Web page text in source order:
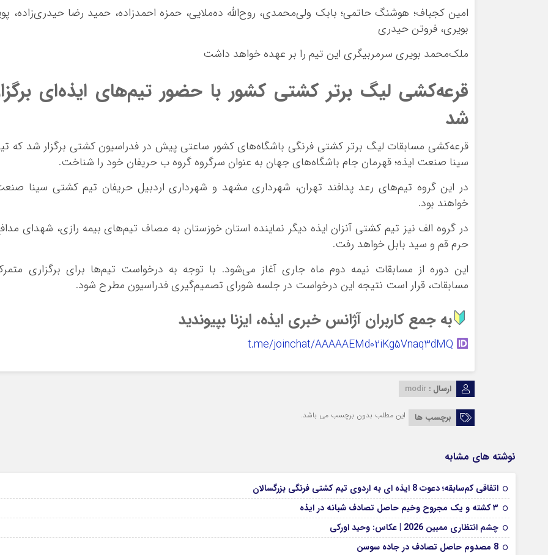
امین کجباف؛ هوشنگ حاتمی؛ بابک ولی‌محمدی، روح‌الله ده‌ملایی، حمزه احمدزاده، حمید رضا حیدری‌زاده،
بویری، فروتن حیدری
ملک‌محمد بویری سرمربیگری این تیم را بر عهده خواهد داشت
قرعه‌کشی لیگ برتر کشتی کشور با حضور تیم‌های ایذه‌ای
شد
قرعه‌کشی مسابقات لیگ برتر کشتی فرنگی باشگاه‌های کشور ساعتی پیش در فدراسیون کشتی برگزار شد که
سینا صنعت ایذه؛ قهرمان جام باشگاه‌های جهان به عنوان سرگروه گروه ب حریفان خود را شناخت.
در این گروه تیم‌های رعد پدافند تهران، شهرداری مشهد و شهرداری اردبیل حریفان تیم کشتی سینا
خواهند بود.
در گروه الف نیز تیم کشتی آنزان ایذه دیگر نماینده استان خوزستان به مصاف تیم‌های بیمه رازی، شهدای
حرم قم و سید بابل خواهد رفت.
این دوره از مسابقات نیمه دوم ماه جاری آغاز می‌شود. با توجه به درخواست تیم‌ها برای برگزاری
مسابقات، قرار است نتیجه این درخواست در جلسه شورای تصمیم‌گیری فدراسیون مطرح شود.
به جمع کاربران آژانس خبری ایذه، ایزنا بپیوندید
ارسال : modir
برچسب ها این مطلب بدون برچسب می باشد.
نوشته های مشابه
اتفاقی کم‌سابقه؛ دعوت 8 ایذه ای به اردوی تیم کشتی فرنگی بزرگسالان
۳ کشته و یک مجروح وخیم حاصل تصادف شبانه در ایذه
چشم انتظاری ممبین 2026 | عکاس: وحید اورکی
8 مصدوم حاصل تصادف در جاده سوسن